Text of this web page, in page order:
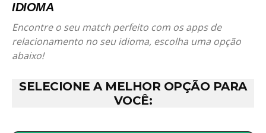
IDIOMA
Encontre o seu match perfeito com os apps de
relacionamento no seu idioma, escolha uma opção
abaixo!
SELECIONE A MELHOR OPÇÃO PARA
VOCÊ: